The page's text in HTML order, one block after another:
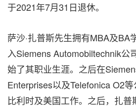
于2021年7月31日退休。
萨沙·扎普斯先生拥有MBA及BA
入Siemens Automobiltechnik公
始了其职业生涯。之后在
Enterprises以及Telefonica O2
比利时及美国工作。之后，扎